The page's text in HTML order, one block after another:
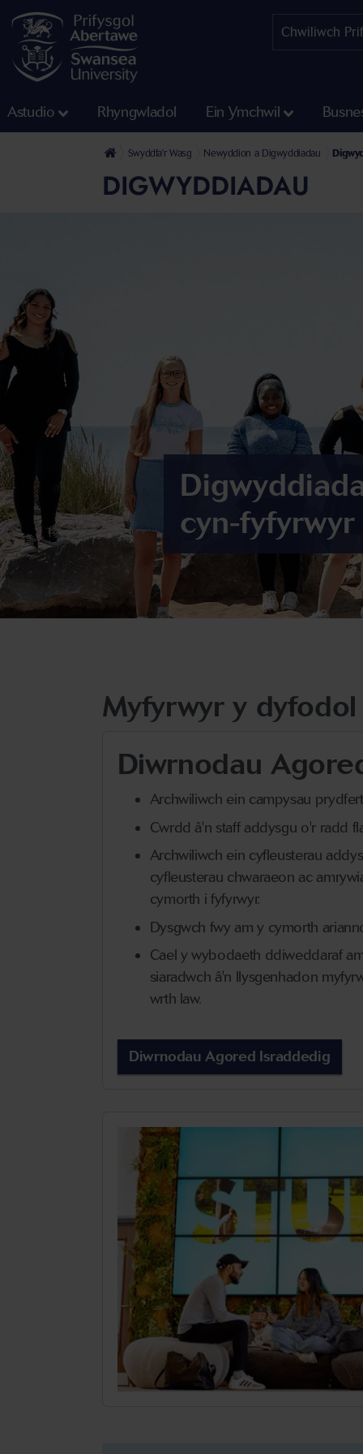
Astudio Rhyngwladol Ein Ymchwil
Swyddfa'r Wasg Newyddion a Digwyddiadau
DIGWYDDIADAU
cyn-fyfyrwyr
Myfyrwyr y dyfodol
Diwrnodau
Archwiliwch ein campysau
Cwrdd â'n staff addysgu o'r radd
Archwiliwch ein cyfleusterau
cyfleusterau chwaraeon ac
cymorth i fyfyrwyr.
Dysgwch fwy am y cymorth
Cael y wybodaeth ddiweddaraf
siaradwch â'n llysgenhadon
wrth law.
Diwrnodau Agored Israddedig